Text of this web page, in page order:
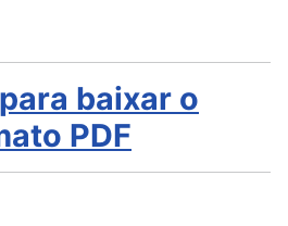
baixar o
PDF